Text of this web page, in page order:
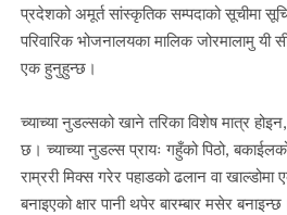
प्रदेशको अमूर्त सांस्कृतिक सम्पदाको सूचीमा
परिवारिक भोजनालयका मालिक जोरमालामु यी
एक हुनुहुन्छ।
च्याच्या नुडल्सको खाने तरिका विशेष मात्र
छ। च्याच्या नुडल्स प्रायः गहुँको पिठो,
राम्ररी मिक्स गरेर पहाडको ढलान वा
बनाइएको क्षार पानी थपेर बारम्बार मसेर